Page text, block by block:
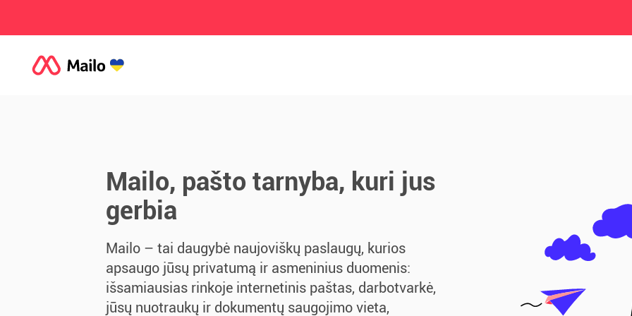
Mailo, pašto tarnyba, kuri jus
gerbia
Mailo – tai daugybė naujoviškų paslaugų, kurios
apsaugo jūsų privatumą ir asmeninius duomenis:
išsamiausias rinkoje internetinis paštas, darbotvarkė,
jūsų nuotraukų ir dokumentų saugojimo vieta,